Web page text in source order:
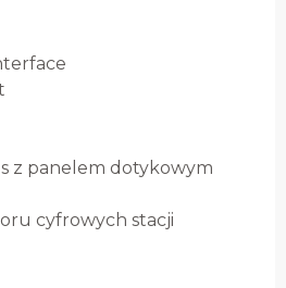
z panelem dotykowym
cyfrowych stacji